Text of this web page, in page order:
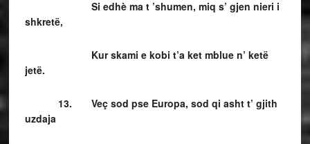
Si edhè ma t ’shumen, miq s’ gjen nieri i
shkretë,
Kur skami e kobi t’a ket mblue n’ ketë
jetë.
13. Veç sod pse Europa, sod qi asht t’ gjith
uzdaja